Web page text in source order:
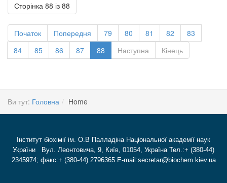
Сторінка 88 із 88
Початок Попередня 79 80 81 82
83
84
85 86 87 88 Наступна Кінець
Ви тут: Головна Home
Інститут біохімії ім. О.В Палладіна Національної академії наук
України Вул. Леонтовича, 9, Київ, 01054, Україна Тел.:+ (380-44)
2345974; факс:+ (380-44) 2796365 E-mail:secretar@biochem.kiev.ua